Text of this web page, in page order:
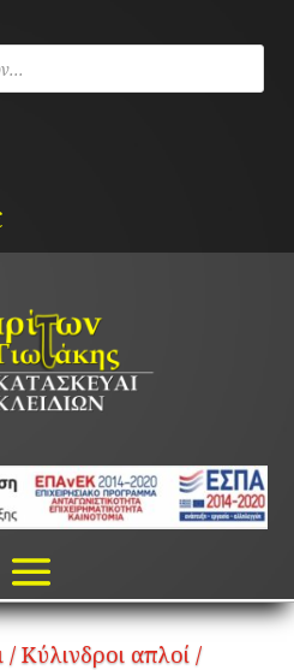
/ Κύλινδροι απλοί/